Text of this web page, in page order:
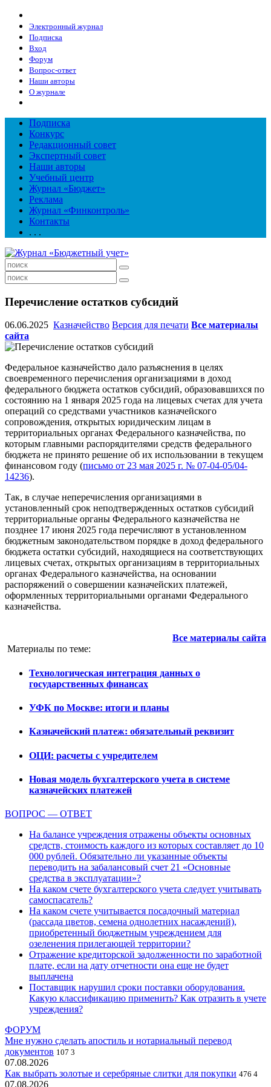
Электронный журнал
Подписка
Вход
Форум
Вопрос-ответ
Наши авторы
О журнале
Подписка
Конкурс
Редакционный совет
Экспертный совет
Наши авторы
Учебный центр
Журнал «Бюджет»
Реклама
Журнал «Финконтроль»
Контакты
. . .
Перечисление остатков субсидий
06.06.2025 Казначейство Версия для печати Все материалы
сайта
Федеральное казначейство дало разъяснения в целях
своевременного перечисления организациями в доход
федерального бюджета остатков субсидий, образовавшихся по
состоянию на 1 января 2025 года на лицевых счетах для учета
операций со средствами участников казначейского
сопровождения, открытых юридическим лицам в
территориальных органах Федерального казначейства, по
которым главными распорядителями средств федерального
бюджета не принято решение об их использовании в текущем
финансовом году (письмо от 23 мая 2025 г. № 07-04-05/04-
14236).
Так, в случае неперечисления организациями в
установленный срок неподтвержденных остатков субсидий
территориальные органы Федерального казначейства не
позднее 17 июня 2025 года перечисляют в установленном
бюджетным законодательством порядке в доход федерального
бюджета остатки субсидий, находящиеся на соответствующих
лицевых счетах, открытых организациям в территориальных
органах Федерального казначейства, на основании
распоряжений о совершении казначейских платежей,
оформленных территориальными органами Федерального
казначейства.
Все материалы сайта
Материалы по теме:
Технологическая интеграция данных о
государственных финансах
УФК по Москве: итоги и планы
Казначейский платеж: обязательный реквизит
ОЦИ: расчеты с учредителем
Новая модель бухгалтерского учета в системе
казначейских платежей
ВОПРОС — ОТВЕТ
На балансе учреждения отражены объекты основных
средств, стоимость каждого из которых составляет до 10
000 рублей. Обязательно ли указанные объекты
переводить на забалансовый счет 21 «Основные
средства в эксплуатации»?
На каком счете бухгалтерского учета следует учитывать
самоспасатель?
На каком счете учитывается посадочный материал
(рассада цветов, семена однолетних насаждений),
приобретенный бюджетным учреждением для
озеленения прилегающей территории?
Отражение кредиторской задолженности по заработной
плате, если на дату отчетности она еще не будет
выплачена
Поставщик нарушил сроки поставки оборудования.
Какую классификацию применить? Как отразить в учете
учреждения?
ФОРУМ
Мне нужно сделать апостиль и нотариальный перевод
документов 107 3
07.08.2026
Как выбрать золотые и серебряные слитки для покупки 476 4
07.08.2026